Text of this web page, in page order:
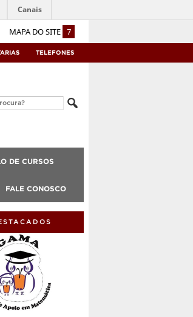
MAPA DO SITE 7
Canais
TELEFONES
DE CURSOS
FALE CONOSCO